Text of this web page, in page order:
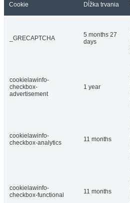
Cookie Dĺžka trvania
_GRECAPTCHA
5 months 27
days
cookielawinfo-
checkbox-
advertisement
1 year
cookielawinfo-
checkbox-analytics
11 months
cookielawinfo-
checkbox-functional
11 months